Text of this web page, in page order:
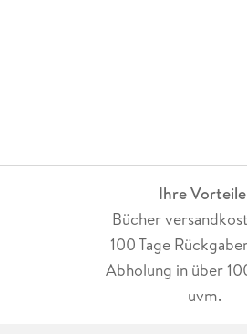
Ihre
Bücher
100 Tage
Abholung in über
uvm.